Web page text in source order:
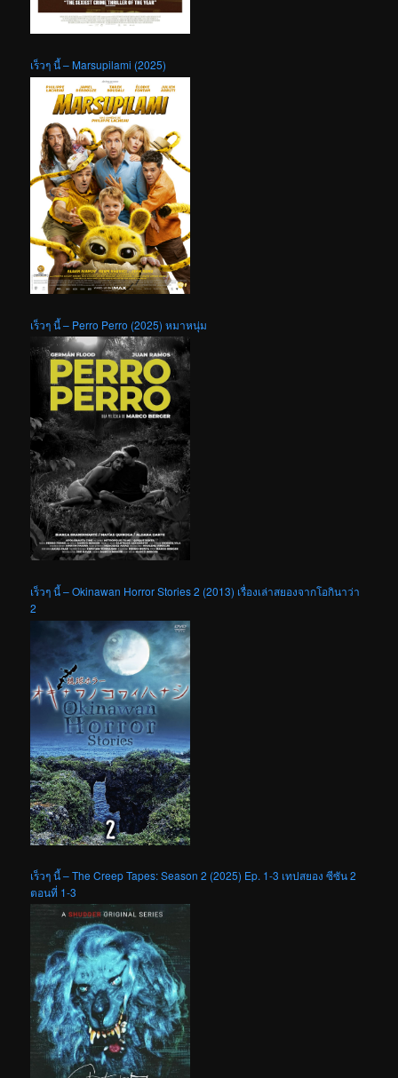
เร็วๆ นี้ – Marsupilami (2025)
เร็วๆ นี้ – Perro Perro (2025) หมาหนุ่ม
เร็วๆ นี้ – Okinawan Horror Stories 2 (2013) เรื่องเล่าสยองจากโอกินาว่า
2
เร็วๆ นี้ – The Creep Tapes: Season 2 (2025) Ep. 1-3 เทปสยอง ซีซัน 2
ตอนที่ 1-3